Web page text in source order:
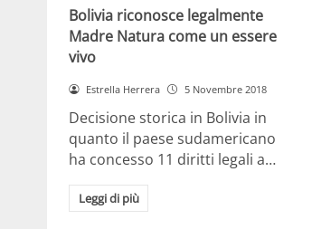
Bolivia riconosce legalmente
Madre Natura come un essere
vivo
Estrella Herrera 5 Novembre 2018
Decisione storica in Bolivia in
quanto il paese sudamericano
ha concesso 11 diritti legali a…
Leggi di più